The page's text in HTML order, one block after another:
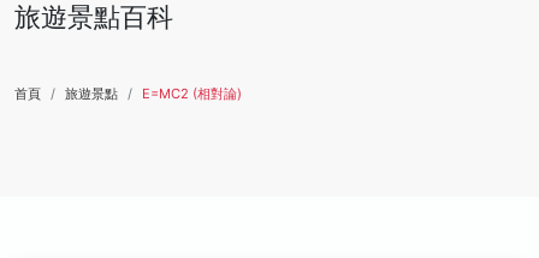
旅遊景點百科
首頁 旅遊景點 E=MC2 (相對論)